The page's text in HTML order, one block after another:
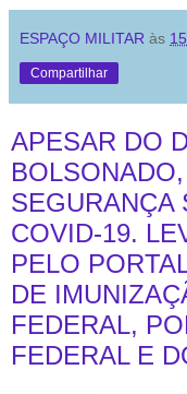
ESPAÇO MILITAR às
Compartilhar
APESAR DO
SEGURANÇA
COVID-19.
PELO
DE
FEDERAL,
FEDERAL E